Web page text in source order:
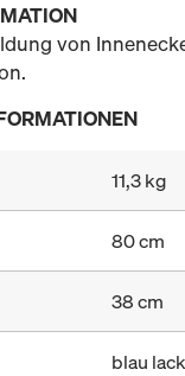
von
11,3 kg
80 cm
38 cm
blau